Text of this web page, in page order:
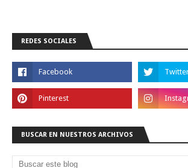
REDES SOCIALES
BUSCAR EN NUESTROS ARCHIVOS